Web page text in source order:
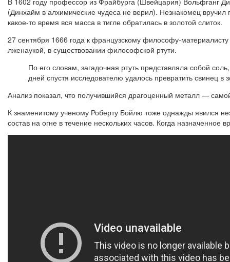
(Динхайм в алхими­ческие чудеса не верил). Незнакомец
какое-то время вся масса в тигле обратилась в золотой слиток.
27 сентября 1666 года к французскому философу-
лженаукой, в существовании философской ртути.
По его словам, загадочная ртуть представляла собой
дней спустя исследователю удалось превратить свинец в
Анализ показал, что получившийся драгоценный металл —
К знаменитому ученому Роберту Бойлю тоже однажды явился
состав на огне в течение нескольких часов. Когда